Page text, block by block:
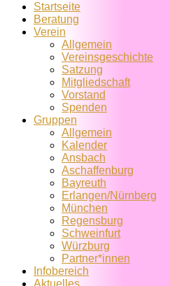
Startseite
Beratung
Verein
Allgemein
Vereins­geschichte
Satzung
Mitglied­schaft
Vorstand
Spenden
Gruppen
Allgemein
Kalender
Ansbach
Aschaffenburg
Bayreuth
Erlangen/Nürnberg
München
Regensburg
Schweinfurt
Würzburg
Partner*innen
Infobereich
Aktuelles